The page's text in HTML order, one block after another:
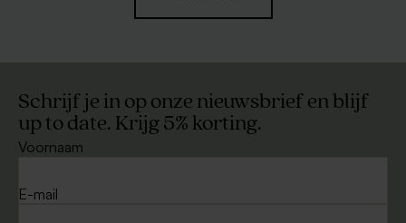
Eucalyptus groene envelop
Schrijf je in op onze nieuwsbrief en blijf
up to date. Krijg 5% korting.
Voornaam
E-mail